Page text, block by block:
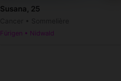
Susana, 25
Fürigen • Nidwald